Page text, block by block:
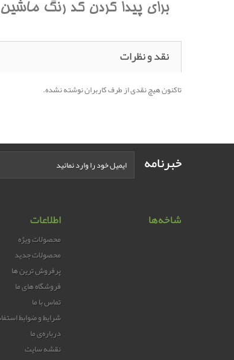
براي پيدا کردن کد رنگ
نقد و نظرات
تاکنون هیچ نقدی از طرف کاربران نوشته نشده.
خبرنامه
شاخه‌ها اطلاعات
محصولات ویژه
محصولات جدید
پرفروش ترین‌ ها
فروشگاه های ما
تماس با ما
شرایط و ضوابط
درباره‌ی ما
نقشه سایت